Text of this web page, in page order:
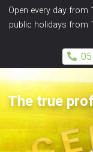
Open every day from
public holidays from
The true
Panneau de gestion